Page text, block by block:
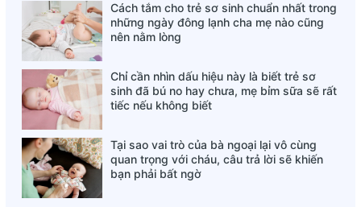
Cách tắm cho trẻ sơ sinh chuẩn nhất trong
những ngày đông lạnh cha mẹ nào cũng
nên nằm lòng
Chỉ cần nhìn dấu hiệu này là biết trẻ sơ
sinh đã bú no hay chưa, mẹ bỉm sữa sẽ rất
tiếc nếu không biết
Tại sao vai trò của bà ngoại lại vô cùng
quan trọng với cháu, câu trả lời sẽ khiến
bạn phải bất ngờ